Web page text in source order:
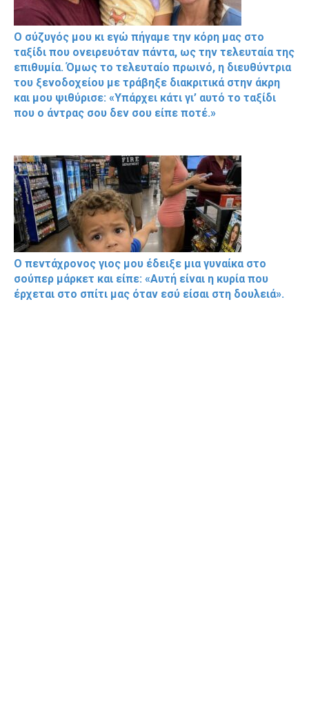
Ο σύζυγός μου κι εγώ πήγαμε την κόρη μας στο
ταξίδι που ονειρευόταν πάντα, ως την τελευταία της
επιθυμία. Όμως το τελευταίο πρωινό, η διευθύντρια
του ξενοδοχείου με τράβηξε διακριτικά στην άκρη
και μου ψιθύρισε: «Υπάρχει κάτι γι’ αυτό το ταξίδι
που ο άντρας σου δεν σου είπε ποτέ.»
Ο πεντάχρονος γιος μου έδειξε μια γυναίκα στο
σούπερ μάρκετ και είπε: «Αυτή είναι η κυρία που
έρχεται στο σπίτι μας όταν εσύ είσαι στη δουλειά».